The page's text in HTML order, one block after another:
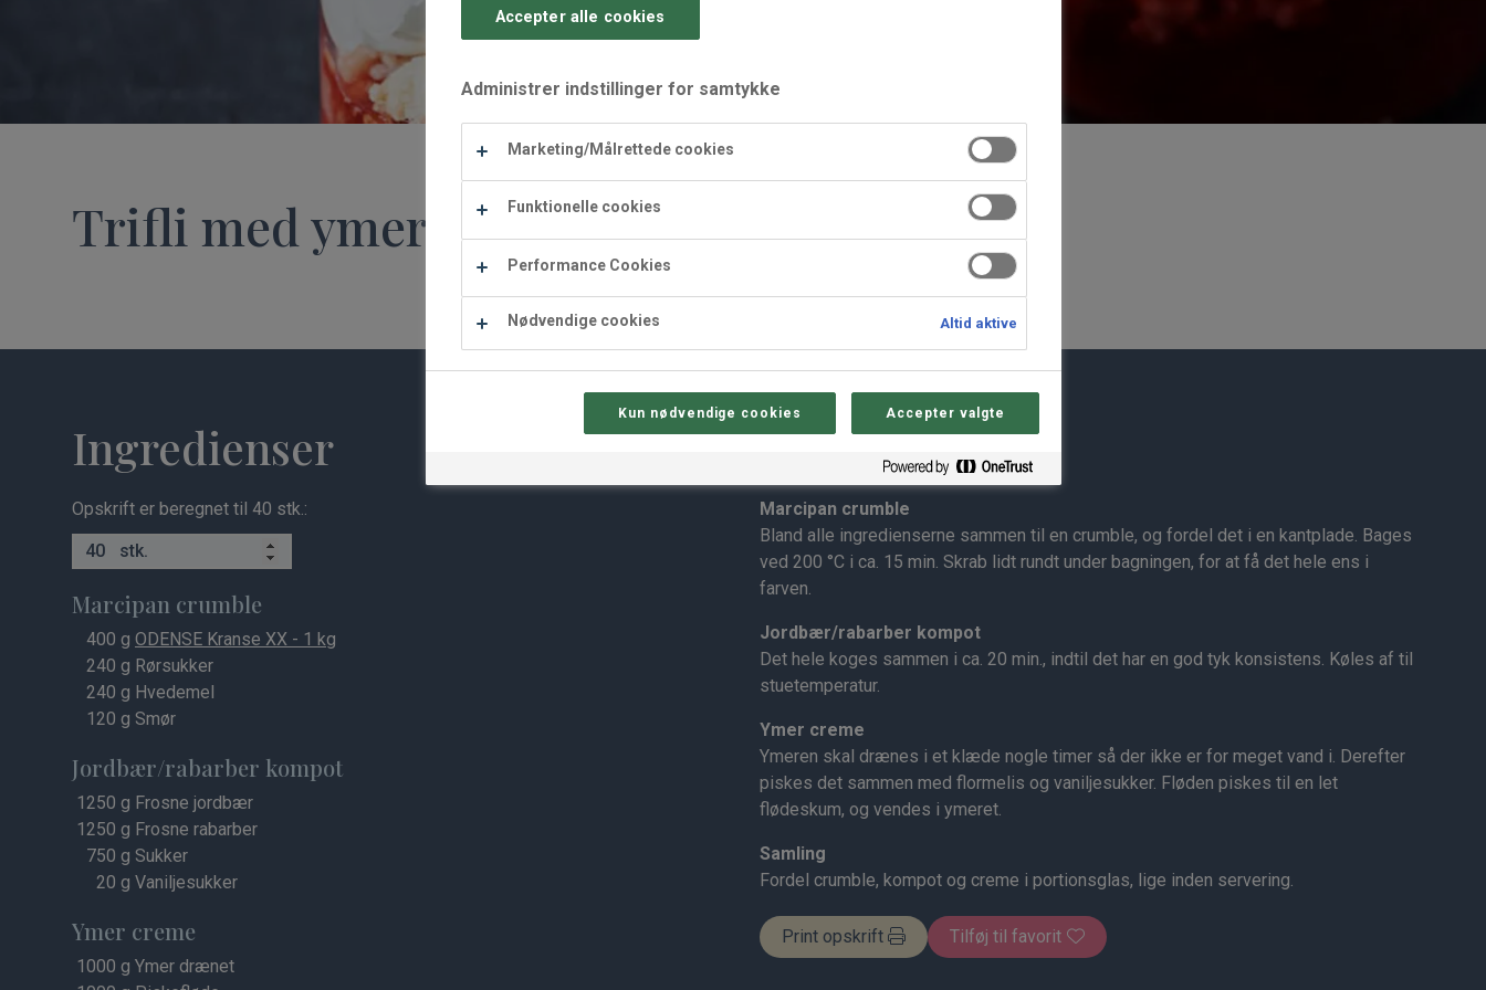
Trifli med ymer creme
Ingredienser
Opskrift er beregnet til 40 stk.:
stk.
Marcipan crumble
400 g ODENSE Kranse XX - 1 kg
240 g Rørsukker
240 g Hvedemel
120 g Smør
Jordbær/rabarber kompot
1250 g Frosne jordbær
1250 g Frosne rabarber
750 g Sukker
20 g Vaniljesukker
Ymer creme
1000 g Ymer drænet
Sådan gør du
Marcipan crumble
Bland alle ingredienserne sammen til en crumble, og fordel det i en kantplade. Bages
ved 200 °C i ca. 15 min. Skrab lidt rundt under bagningen, for at få det hele ens i
farven.
Jordbær/rabarber kompot
Det hele koges sammen i ca. 20 min., indtil det har en god tyk konsistens. Køles af til
stuetemperatur.
Ymer creme
Ymeren skal drænes i et klæde nogle timer så der ikke er for meget vand i. Derefter
piskes det sammen med flormelis og vaniljesukker. Fløden piskes til en let
flødeskum, og vendes i ymeret.
Samling
Fordel crumble, kompot og creme i portionsglas, lige inden servering.
Print opskrift Tilføj til favorit
Accepter alle cookies
Administrer indstillinger for samtykke
Marketing/Målrettede cookies
Funktionelle cookies
Performance Cookies
Nødvendige cookies Altid aktive
Kun nødvendige cookies Accepter valgte